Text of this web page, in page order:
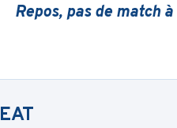
Repos, pas de match
EAT